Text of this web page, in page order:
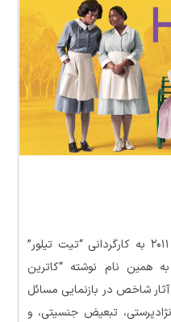
فیلم “The Help” که در سال ۲۰۱۱ به کارگردانی “تیت تیلور”
همین نام نوشته “کاترین
شاخص در بازنمایی مسائل
تبعیض جنسیتی، و